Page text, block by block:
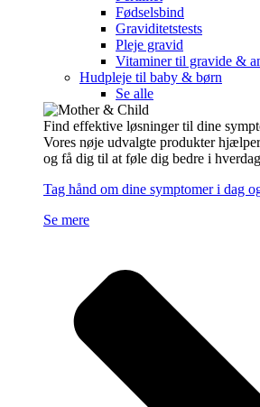
Fødselsbind
Graviditetstests
Pleje gravid
Vitaminer til gravide &
Hudpleje til baby & børn
Se alle
Find effektive løsninger til dine
Vores nøje udvalgte produkter
og få dig til at føle dig bedre i
Tag hånd om dine symptomer i dag
Se mere